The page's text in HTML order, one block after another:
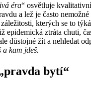
éra“ osvětluje
a lež je často
kterých se to
epidemická ztráta chuti,
důstojné žít a nehledat
a kam jdeš.
bytí“